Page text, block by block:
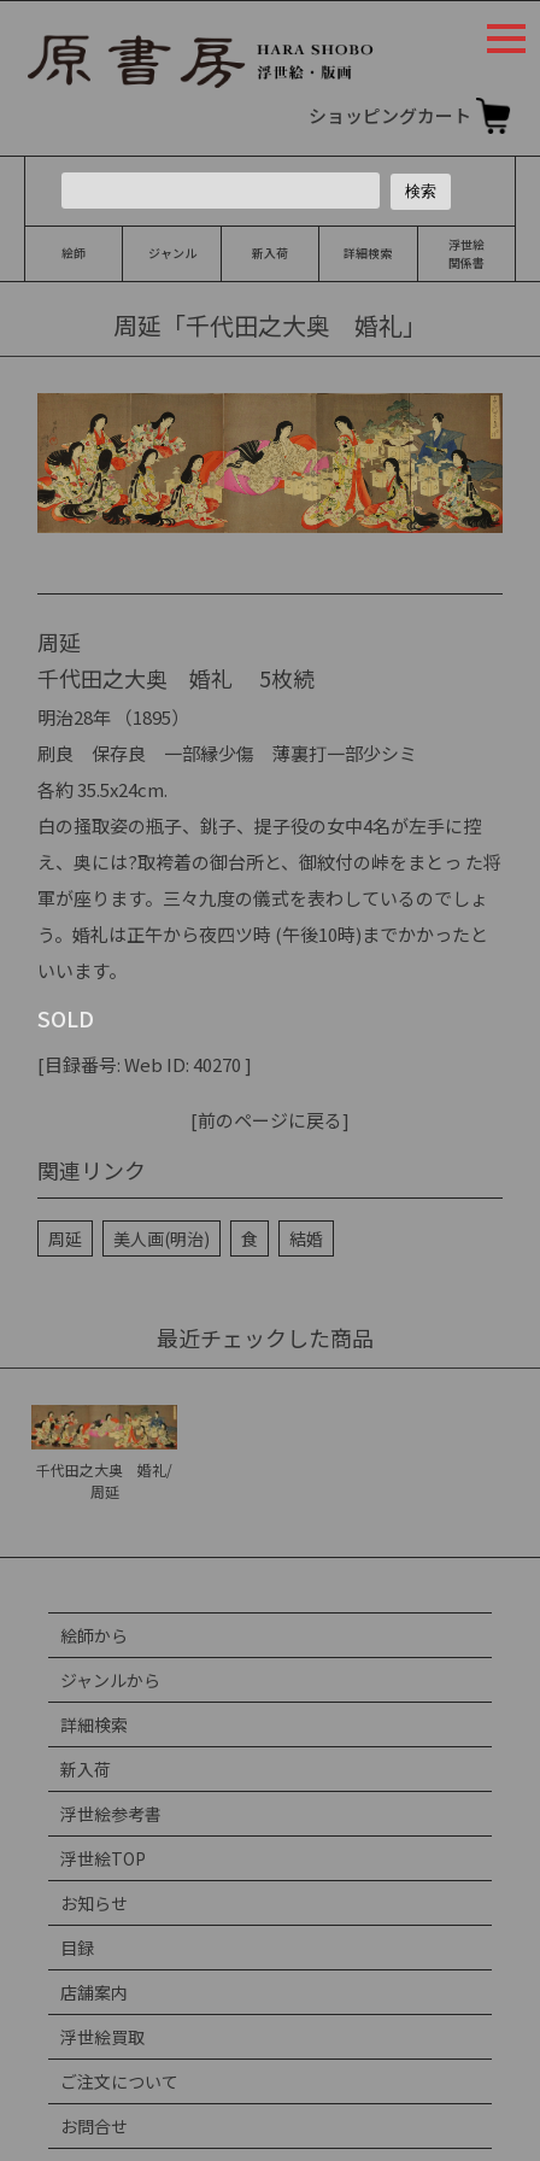
ショッピングカート
絵師 ジャンル 新入荷 詳細検索
浮世絵
関係書
周延「千代田之大奥 婚礼」
周延
千代田之大奥 婚礼 5枚続
明治28年 （1895）
刷良 保存良 一部縁少傷 薄裏打一部少シミ
各約 35.5x24cm.
白の掻取姿の瓶子、銚子、提子役の女中4名が左手に控
え、奥には?取袴着の御台所と、御紋付の峠をまとっ た将
軍が座ります。三々九度の儀式を表わしているのでしょ
う。婚礼は正午から夜四ツ時 (午後10時)までかかったと
いいます。
SOLD
[目録番号: Web ID: 40270 ]
[前のページに戻る]
関連リンク
周延 美人画(明治) 食 結婚
最近チェックした商品
千代田之大奥 婚礼/
周延
絵師から
ジャンルから
詳細検索
新入荷
浮世絵参考書
浮世絵TOP
お知らせ
目録
店舗案内
浮世絵買取
ご注文について
お問合せ